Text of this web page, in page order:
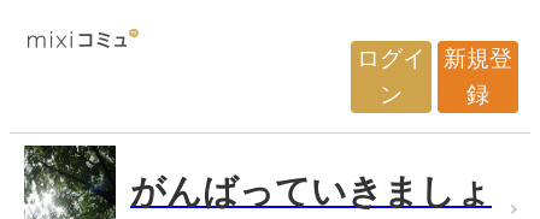
ログイ
ン
新規登
録
がんばっていきましょ